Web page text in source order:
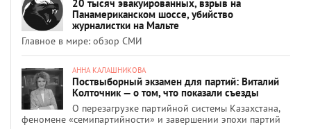
20 тысяч эвакуированных, взрыв на
Панамериканском шоссе, убийство
журналистки на Мальте
Главное в мире: обзор СМИ
АННА КАЛАШНИКОВА
Поствыборный экзамен для партий: Виталий
Колточник — о том, что показали съезды
О перезагрузке партийной системы Казахстана,
феномене «семипартийности» и завершении эпохи партий